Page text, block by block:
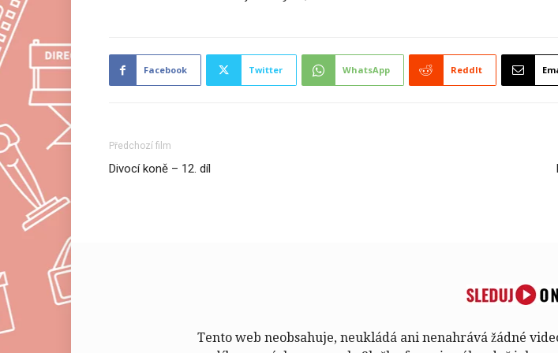
Facebook Twitter WhatsApp ReddIt
Předchozí film
Divocí koně – 12. díl
Tento web neobsahuje, neukládá ani nenahrává žádné